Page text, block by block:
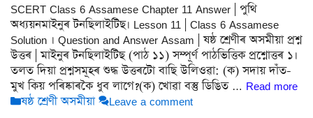
SCERT Class 6 Assamese Chapter 11 Answer | পুথি
অধ্যয়নমাইনুৰ টনছিলাইটিছ। Lesson 11 | Class 6 Assamese
Solution । Question and Answer Assam | ষষ্ঠ শ্ৰেণীৰ অসমীয়া প্ৰশ্ন
উত্তৰ | মাইনুৰ টনছিলাইটিছ (পাঠ ১১) সম্পূৰ্ণ পাঠভিত্তিক প্ৰশ্নোত্তৰ ১।
তলত দিয়া প্ৰশ্নসমূহৰ শুদ্ধ উত্তৰটো বাছি উলিওৱা: (ক) সদায় দাঁত-
মুখ কিয় পৰিষ্কাৰকৈ ধুব লাগে?(ক) খোৱা বস্তু ডিঙিত … Read more
Categories
ষষ্ঠ শ্ৰেণী অসমীয়া Leave a comment